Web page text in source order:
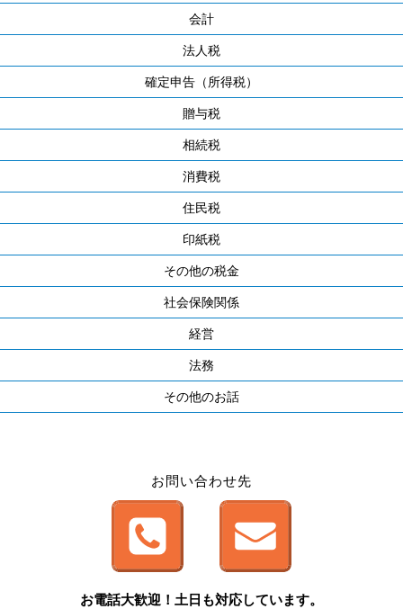
会計
法人税
確定申告（所得税）
贈与税
相続税
消費税
住民税
印紙税
その他の税金
社会保険関係
経営
法務
その他のお話
お問い合わせ先
お電話大歓迎！土日も対応しています。